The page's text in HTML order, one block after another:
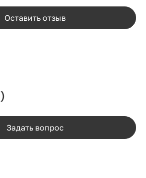
Оставить отзыв
Задать вопрос